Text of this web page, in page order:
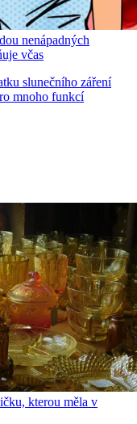
nenápadných
včas
slunečního záření
mnoho funkcí
kterou měla v